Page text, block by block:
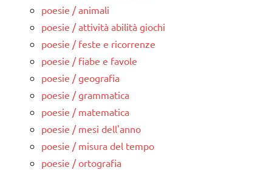
poesie / animali
poesie / attività abilità giochi
poesie / feste e ricorrenze
poesie / fiabe e favole
poesie / geografia
poesie / grammatica
poesie / matematica
poesie / mesi dell'anno
poesie / misura del tempo
poesie / ortografia